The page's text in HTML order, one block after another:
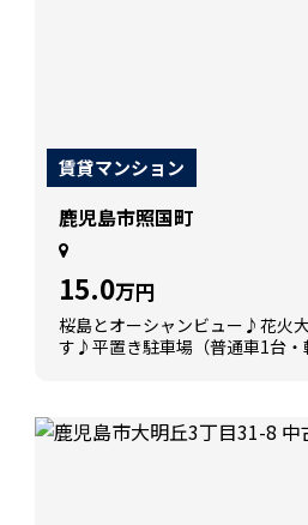
賃貸マンション
鹿児島市照国町
15.0万円
桜島とオーシャンビュー♪花火
す♪平置き駐車場（普通車1台・